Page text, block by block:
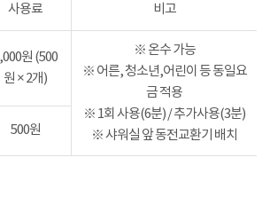
사용료 비고
원 (500
원 × 2개)
※ 온수 가능
※ 어른, 청소년,어린이 등 동일요
금 적용
※ 1회 사용(6분) / 추가사용(3분)
※ 샤워실 앞 동전교환기 배치
500원